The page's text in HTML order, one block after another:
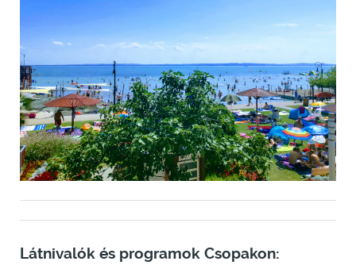
Látnivalók és programok Csopakon: